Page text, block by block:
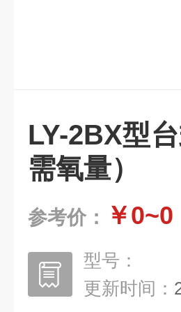
LY-2BX型
需氧量）
参考价： ￥0~0
型号：
更新时间：